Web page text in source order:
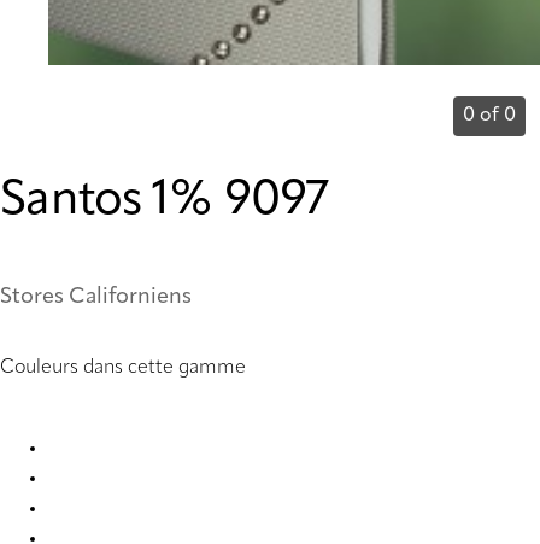
0 of 0
Santos 1% 9097
Stores Californiens
Couleurs dans cette gamme